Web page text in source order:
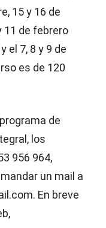
15 y 16 de
11 de febrero
el 7, 8 y 9 de
es de 120
de
los
956 964,
un mail a
En breve